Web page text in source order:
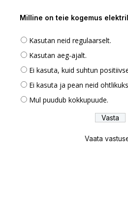
Milline on teie kogemus
Kasutan neid regulaarselt.
Kasutan aeg-ajalt.
Ei kasuta, kuid suhtun
Ei kasuta ja pean neid
Mul puudub kokkupuude.
Vaata